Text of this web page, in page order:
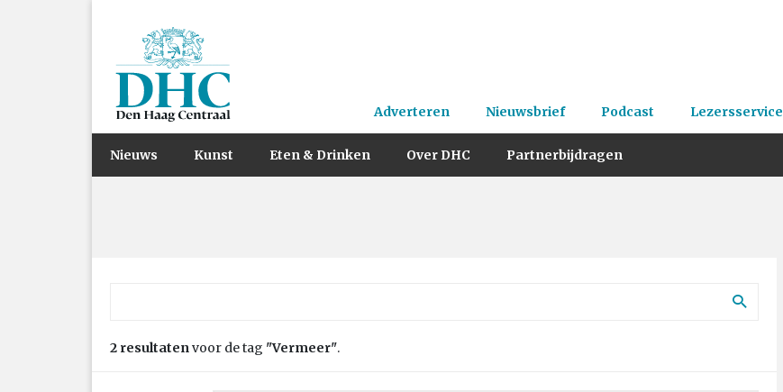
Adverteren Nieuwsbrief Podcast Lezersservice
Nieuws Kunst Eten & Drinken Over DHC Partnerbijdragen
2 resultatenvoor de tag "Vermeer".